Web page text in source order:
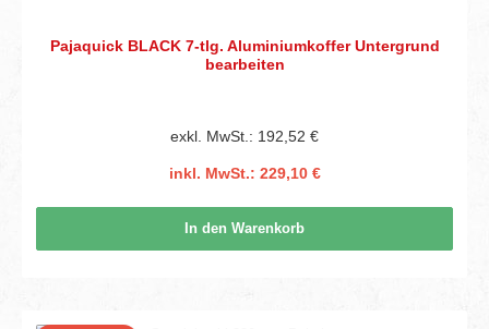
Pajaquick BLACK 7-tlg. Aluminiumkoffer Untergrund
bearbeiten
exkl. MwSt.: 192,52 €
inkl. MwSt.: 229,10 €
In den Warenkorb